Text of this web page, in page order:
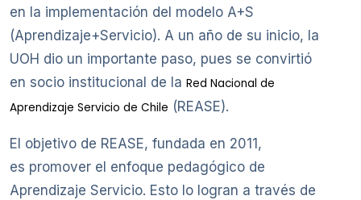
en la implementación del modelo A+S
(Aprendizaje+Servicio). A un año de su inicio, la
UOH dio un importante paso, pues se convirtió
en socio institucional de la Red Nacional de
Aprendizaje Servicio de Chile (REASE).
El objetivo de REASE, fundada en 2011,
es promover el enfoque pedagógico de
Aprendizaje Servicio. Esto lo logran a través de